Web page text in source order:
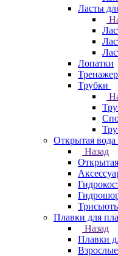
Ласты
Лопатки
Трубки
Открытая вода
Назад
Плавки для
Назад
Плавки